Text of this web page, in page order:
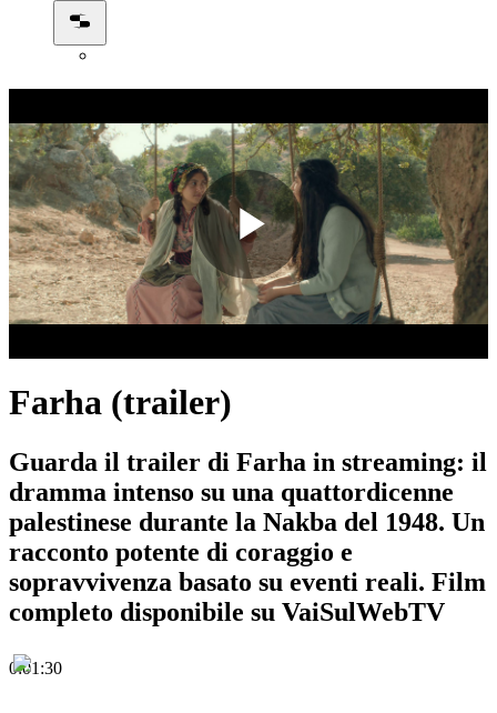
Play
Farha (trailer)
Guarda il trailer di Farha in streaming: il
dramma intenso su una quattordicenne
palestinese durante la Nakba del 1948. Un
racconto potente di coraggio e
sopravvivenza basato su eventi reali. Film
completo disponibile su VaiSulWebTV
0:01:30